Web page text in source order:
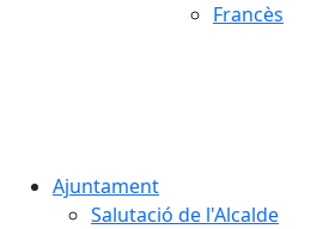
Francès
Ajuntament
Salutació de l'Alcalde